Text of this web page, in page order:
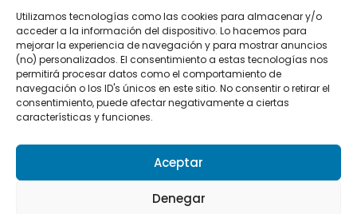
Utilizamos tecnologías como las cookies para almacenar y/o
acceder a la información del dispositivo. Lo hacemos para
mejorar la experiencia de navegación y para mostrar anuncios
(no) personalizados. El consentimiento a estas tecnologías nos
permitirá procesar datos como el comportamiento de
navegación o los ID's únicos en este sitio. No consentir o retirar el
consentimiento, puede afectar negativamente a ciertas
características y funciones.
Aceptar
Denegar
+34 662 342 177
info@vkssport.com
SÍGUENOS
Política de privacidad
Política de cookies